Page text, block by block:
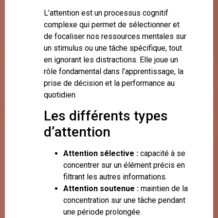
L’attention est un processus cognitif
complexe qui permet de sélectionner et
de focaliser nos ressources mentales sur
un stimulus ou une tâche spécifique, tout
en ignorant les distractions. Elle joue un
rôle fondamental dans l’apprentissage, la
prise de décision et la performance au
quotidien.
Les différents types
d’attention
Attention sélective : capacité à se
concentrer sur un élément précis en
filtrant les autres informations.
Attention soutenue : maintien de la
concentration sur une tâche pendant
une période prolongée.